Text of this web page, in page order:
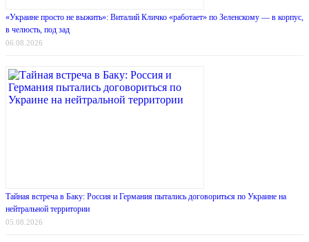
«Украине просто не выжить»: Виталий Кличко «работает» по Зеленскому — в корпус,
в челюсть, под зад
06.08.2026
Тайная встреча в Баку: Россия и Германия пытались договориться по Украине на
нейтральной территории
05.08.2026